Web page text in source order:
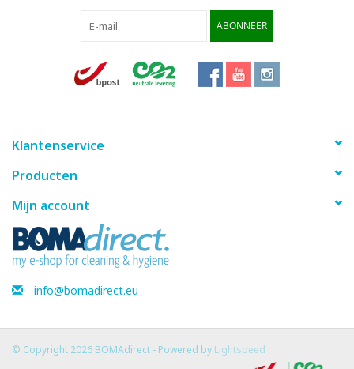
ABONNEER
Klantenservice
Producten
Mijn account
info@bomadirect.eu
© Copyright 2026 BOMAdirect - Powered by Lightspeed